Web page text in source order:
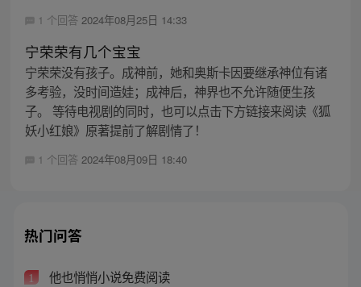
1 个回答 2024年08月25日 14:33
宁荣荣有几个宝宝
宁荣荣没有孩子。成神前，她和奥斯卡因要继承神位有诸
多考验，没时间造娃；成神后，神界也不允许随便生孩
子。 等待电视剧的同时，也可以点击下方链接来阅读《狐
妖小红娘》原著提前了解剧情了！
1 个回答 2024年08月09日 18:40
热门问答
1 他也悄悄小说免费阅读